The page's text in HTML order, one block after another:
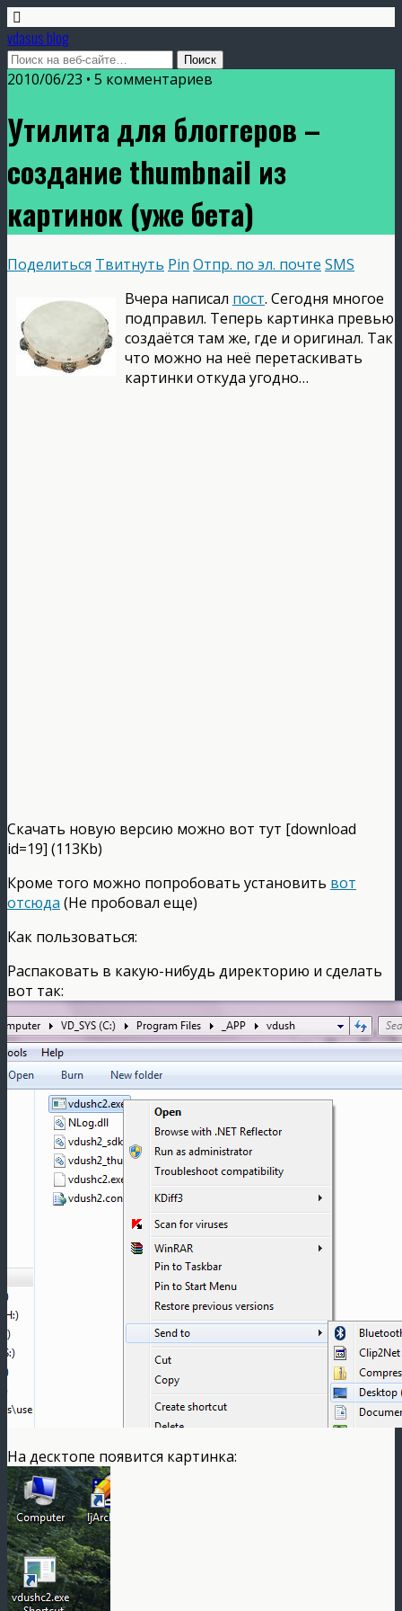
vdasus blog
2010/06/23 • 5 комментариев
Утилита для блоггеров –
создание thumbnail из
картинок (уже бета)
Поделиться Твитнуть Pin Отпр. по эл. почте SMS
Вчера написал пост. Сегодня многое
подправил. Теперь картинка превью
создаётся там же, где и оригинал. Так
что можно на неё перетаскивать
картинки откуда угодно…
Скачать новую версию можно вот тут [download
id=19] (113Kb)
Кроме того можно попробовать установить вот
отсюда (Не пробовал еще)
Как пользоваться:
Распаковать в какую-нибудь директорию и сделать
вот так:
На десктопе появится картинка: